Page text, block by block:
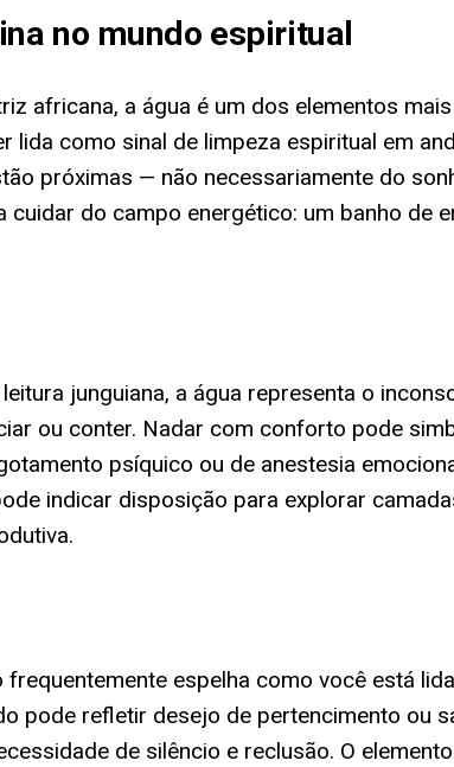
no mundo espiritual
africana, a água é um dos elementos
lida como sinal de limpeza espiritual em
próximas — não necessariamente do
do campo energético: um banho de
junguiana, a água representa o
ou conter. Nadar com conforto pode
psíquico ou de anestesia
indicar disposição para explorar
espelha como você está
pode refletir desejo de pertencimento ou
de silêncio e reclusão. O